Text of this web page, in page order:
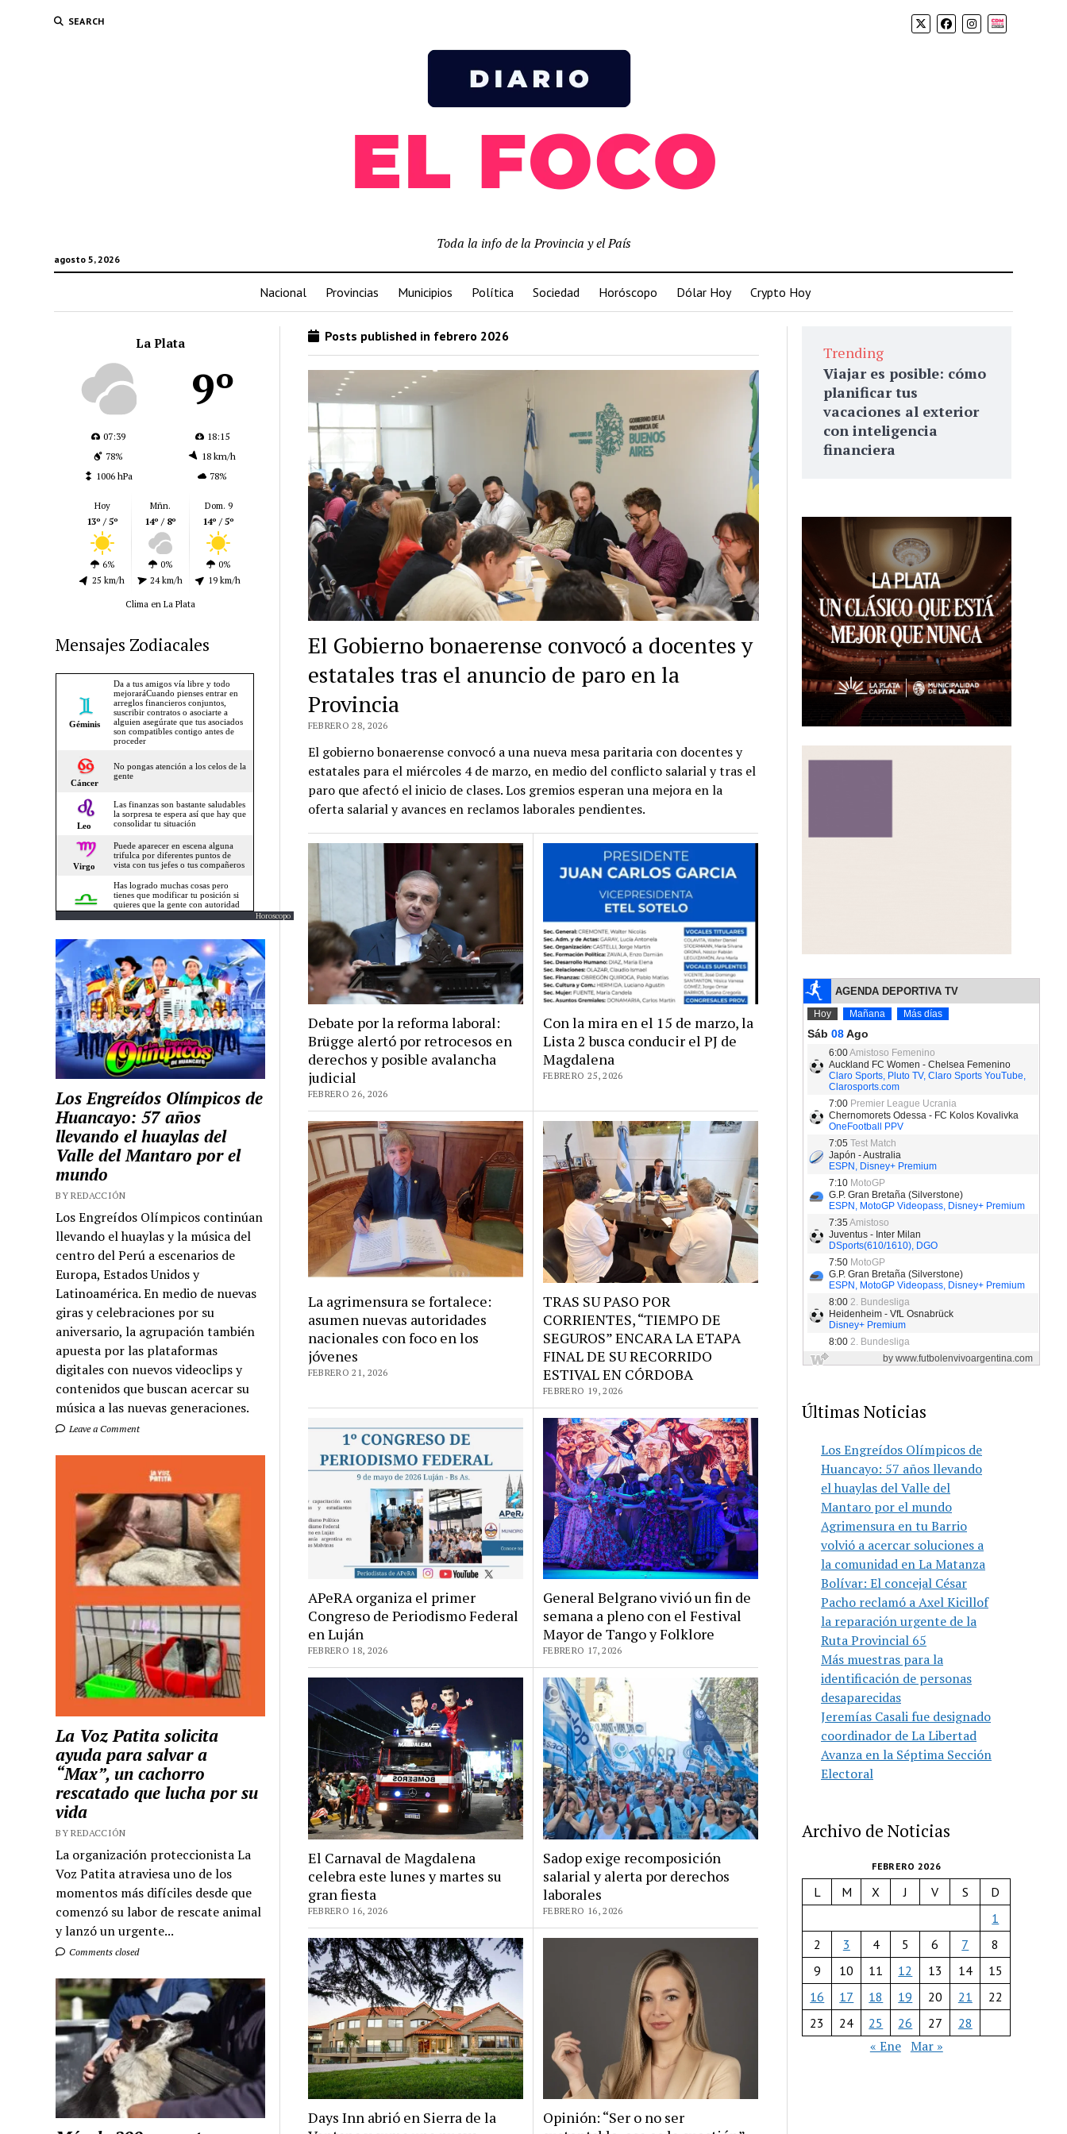
SEARCH Biolink
agosto 5, 2026
Toda la info de la Provincia y el País
Nacional Provincias Municipios Política Sociedad Horóscopo Dólar Hoy Crypto Hoy
La Plata
9º
07:39
18:15
78%
18 km/h
1006 hPa
78%
Hoy
13º / 5º
6%
25 km/h
Mñn.
14º / 8º
0%
24 km/h
Dom. 9
14º / 5º
0%
19 km/h
Clima en La Plata
Mensajes Zodiacales
Horoscopo
Los Engreídos Olímpicos de
Huancayo: 57 años
llevando el huaylas del
Valle del Mantaro por el
mundo
BY REDACCIÓN
Los Engreídos Olímpicos continúan
llevando el huaylas y la música del
centro del Perú a escenarios de
Europa, Estados Unidos y
Latinoamérica. En medio de nuevas
giras y celebraciones por su
aniversario, la agrupación también
apuesta por las plataformas
digitales con nuevos videoclips y
contenidos que buscan acercar su
música a las nuevas generaciones.
Leave a Comment
La Voz Patita solicita
ayuda para salvar a
“Max”, un cachorro
rescatado que lucha por su
vida
BY REDACCIÓN
La organización proteccionista La
Voz Patita atraviesa uno de los
momentos más difíciles desde que
comenzó su labor de rescate animal
y lanzó un urgente...
Comments closed
Posts published in febrero 2026
El Gobierno bonaerense convocó a docentes y
estatales tras el anuncio de paro en la
Provincia
FEBRERO 28, 2026
El gobierno bonaerense convocó a una nueva mesa paritaria con docentes y
estatales para el miércoles 4 de marzo, en medio del conflicto salarial y tras el
paro que afectó el inicio de clases. Los gremios esperan una mejora en la
oferta salarial y avances en reclamos laborales pendientes.
Debate por la reforma laboral:
Brügge alertó por retrocesos en
derechos y posible avalancha
judicial
FEBRERO 26, 2026
Con la mira en el 15 de marzo, la
Lista 2 busca conducir el PJ de
Magdalena
FEBRERO 25, 2026
La agrimensura se fortalece:
asumen nuevas autoridades
nacionales con foco en los
jóvenes
FEBRERO 21, 2026
TRAS SU PASO POR
CORRIENTES, “TIEMPO DE
SEGUROS” ENCARA LA ETAPA
FINAL DE SU RECORRIDO
ESTIVAL EN CÓRDOBA
FEBRERO 19, 2026
APeRA organiza el primer
Congreso de Periodismo Federal
en Luján
FEBRERO 18, 2026
General Belgrano vivió un fin de
semana a pleno con el Festival
Mayor de Tango y Folklore
FEBRERO 17, 2026
El Carnaval de Magdalena
celebra este lunes y martes su
gran fiesta
FEBRERO 16, 2026
Sadop exige recomposición
salarial y alerta por derechos
laborales
FEBRERO 16, 2026
Days Inn abrió en Sierra de la
Opinión: “Ser o no ser
Trending
Viajar es posible: cómo
planificar tus
vacaciones al exterior
con inteligencia
financiera
Últimas Noticias
Los Engreídos Olímpicos de
Huancayo: 57 años llevando
el huaylas del Valle del
Mantaro por el mundo
Agrimensura en tu Barrio
volvió a acercar soluciones a
la comunidad en La Matanza
Bolívar: El concejal César
Pacho reclamó a Axel Kicillof
la reparación urgente de la
Ruta Provincial 65
Más muestras para la
identificación de personas
desaparecidas
Jeremías Casali fue designado
coordinador de La Libertad
Avanza en la Séptima Sección
Electoral
Archivo de Noticias
FEBRERO 2026
L M X J V S
D
1
2
3 4 5 6 7
8
9
10 11 12 13 14
15
16
17 18 19 20 21
22
23
24 25 26 27 28
« Ene Mar »